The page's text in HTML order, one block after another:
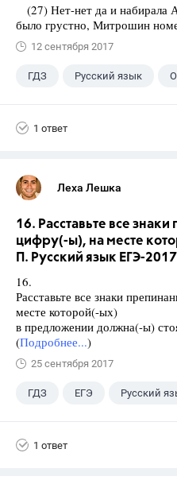
(27) Нет-нет да и набирала
было грустно, Митрошин
12 сентября 2017
ГДЗ Русский язык
1 ответ
Леха Лешка
16. Расставьте все
цифру(-ы), на месте
П. Русский язык ЕГЭ-
16.
Расставьте все знаки
месте которой(-ых)
в предложении должна(-ы)
(Подробнее...)
25 сентября 2017
ГДЗ ЕГЭ Русский
1 ответ